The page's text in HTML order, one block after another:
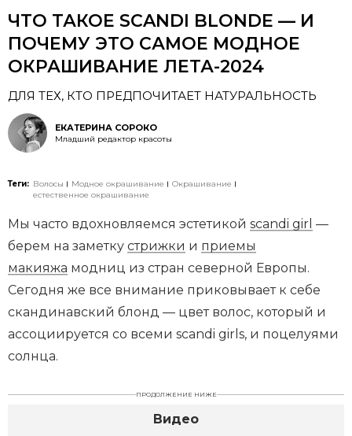
ЧТО ТАКОЕ SCANDI BLONDE — И
ПОЧЕМУ ЭТО САМОЕ МОДНОЕ
ОКРАШИВАНИЕ ЛЕТА-2024
ДЛЯ ТЕХ, КТО ПРЕДПОЧИТАЕТ НАТУРАЛЬНОСТЬ
ЕКАТЕРИНА СОРОКО
Младший редактор красоты
Теги: Волосы Модное окрашивание
Окрашивание
естественное окрашивание
Мы часто вдохновляемся эстетикой scandi girl —
берем на заметку стрижки и приемы
макияжа модниц из стран северной Европы.
Сегодня же все внимание приковывает к себе
скандинавский блонд — цвет волос, который и
ассоциируется со всеми scandi girls, и поцелуями
солнца.
ПРОДОЛЖЕНИЕ НИЖЕ
Видео